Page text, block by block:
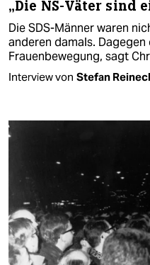
„Die NS-Väter sind
Die SDS-Männer waren
anderen damals.
Frauenbewegung, sagt
Interview von Stefan